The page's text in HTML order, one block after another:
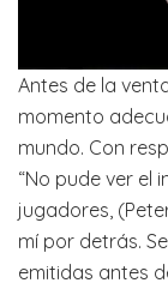
Antes de la
momento
mundo. Con
“No pude ver el
jugadores,
mí por detrás.
emitidas antes